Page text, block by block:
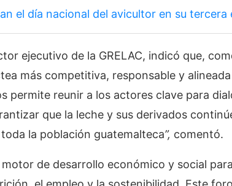
el día nacional del avicultor en su tercera
ejecutivo de la GRELAC, indicó que,
más competitiva, responsable y
permite reunir a los actores clave para
que la leche y sus derivados
la población guatemalteca”, comentó.
de desarrollo económico y social